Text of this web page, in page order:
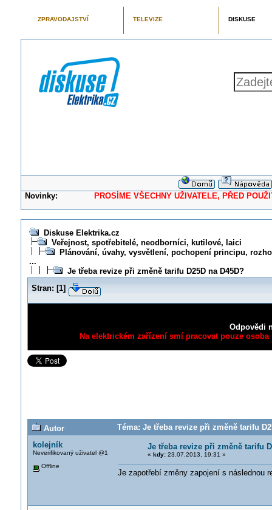
ZPRAVODAJSTVÍ TELEVIZE DISKUSE
Novinky: PROSÍME VŠECHNY UŽIVATELE, PŘED
Diskuse Elektrika.cz
Veřejnost, spotřebitelé, neodborníci, kutilové, laici
Plánování, úvahy, vysvětlení, pochopení principu,
...
Je třeba revize při změně tarifu D25D na D45D?
Stran: [1]
Odpovědi
Na elektrickém zařízení smí pracovat pouze
Autor
Téma: Je třeba revize při změně tarifu
kolejník
Neverifikovaný uživatel @1
Offline
Je třeba revize při změně tarifu
« kdy:23.07.2013, 19:31 »
Je zapotřebí změny zapojení s následnou